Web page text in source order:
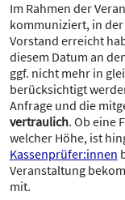
Im Rahmen der
kommuniziert, in
Vorstand erreicht
diesem Datum an
ggf. nicht mehr in
berücksichtigt
Anfrage und die
vertraulich. Ob eine
welcher Höhe, ist
Kassenprüfer:innen
Veranstaltung
mit.